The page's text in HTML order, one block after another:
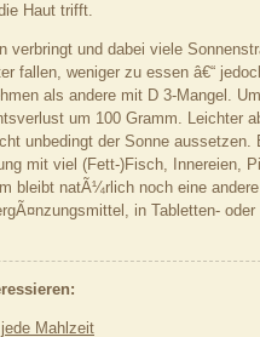
Haut trifft.
verbringt und dabei viele
fallen, weniger zu essen â€“
als andere mit D 3-Mangel.
um 100 Gramm. Leichter
unbedingt der Sonne aussetzen.
mit viel (Fett-)Fisch, Innereien,
bleibt natÃ¼rlich noch eine
in Tabletten- oder
Mahlzeit